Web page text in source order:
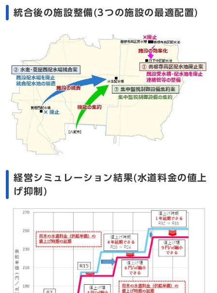
統合後の施設整備(3つの施設の最適配置)
経営シミュレーション結果(水道料金の値上
げ抑制)